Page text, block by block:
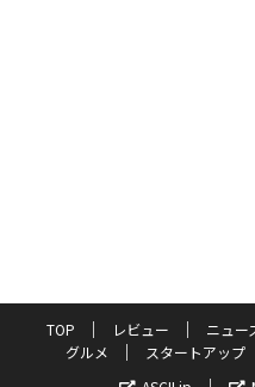
TOP レビュー ニュー
グルメ
スタートアップ